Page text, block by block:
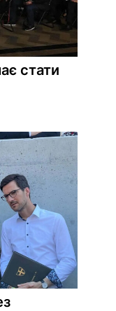
стати